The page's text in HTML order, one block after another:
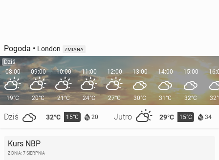
Pogoda • London ZMIANA
Dziś
08:00
19°C
Dziś 32°C 15°C 20 Jutro 29°C 15°C 34
09:00
20°C
10:00
21°C
11:00
24°C
12:00
27°C
13:00
30°C
14:00
31°C
15:00
32°C
Kurs NBP
Z DNIA: 7 SIERPNIA